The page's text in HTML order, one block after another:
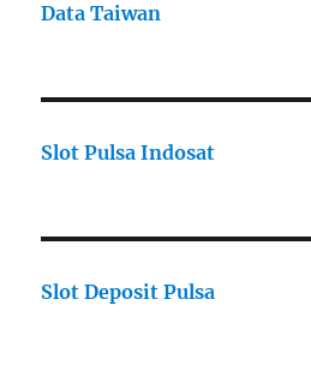
Data Taiwan
Slot Pulsa Indosat
Slot Deposit Pulsa